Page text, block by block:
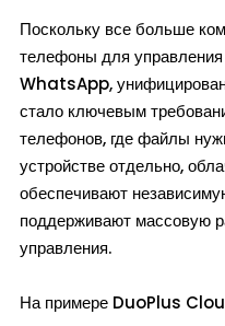
Поскольку все больше
телефоны для
WhatsApp,
стало ключевым
телефонов, где файлы
устройстве отдельно,
обеспечивают
поддерживают массовую
управления.
На примере DuoPlus